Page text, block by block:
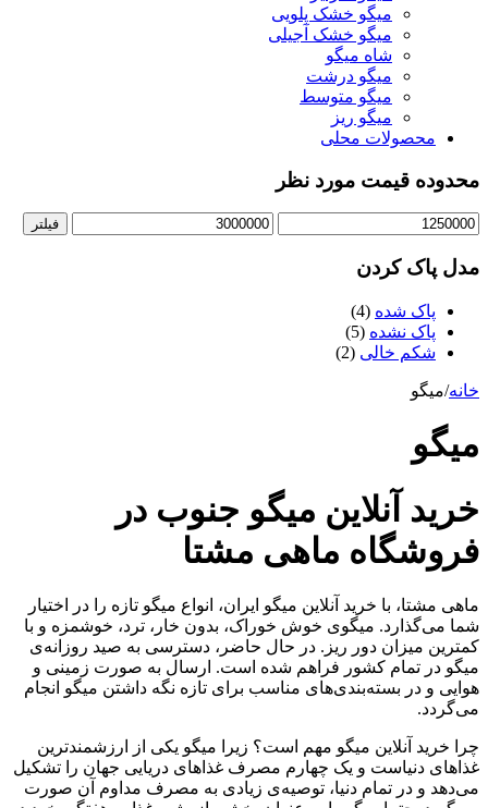
میگو خشک پلویی
میگو خشک آجیلی
شاه میگو
میگو درشت
میگو متوسط
میگو ریز
محصولات محلی
محدوده قیمت مورد نظر
فیلتر
مدل پاک کردن
پاک شده (4)
پاک نشده (5)
شکم خالی (2)
خانه/میگو
میگو
خرید آنلاین میگو جنوب در
فروشگاه ماهی مشتا
ماهی مشتا، با خرید آنلاین میگو ایران، انواع میگو تازه را در اختیار
شما می‌گذارد. میگوی خوش خوراک، بدون خار، ترد، خوشمزه و با
کمترین میزان دور ریز. در حال حاضر، دسترسی به صید روزانه‌ی
میگو در تمام کشور فراهم شده است. ارسال به صورت زمینی و
هوایی و در بسته‌بندی‌های مناسب برای تازه نگه داشتن میگو انجام
می‌گردد.
چرا خرید آنلاین میگو مهم است؟ زیرا میگو یکی از ارزشمندترین
غذاهای دنیاست و یک چهارم مصرف غذاهای دریایی جهان را تشکیل
می‌دهد و در تمام دنیا، توصیه‌ی زیادی به مصرف مداوم آن صورت